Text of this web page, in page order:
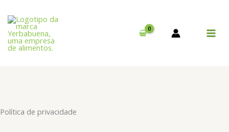
content
Política de privacidade